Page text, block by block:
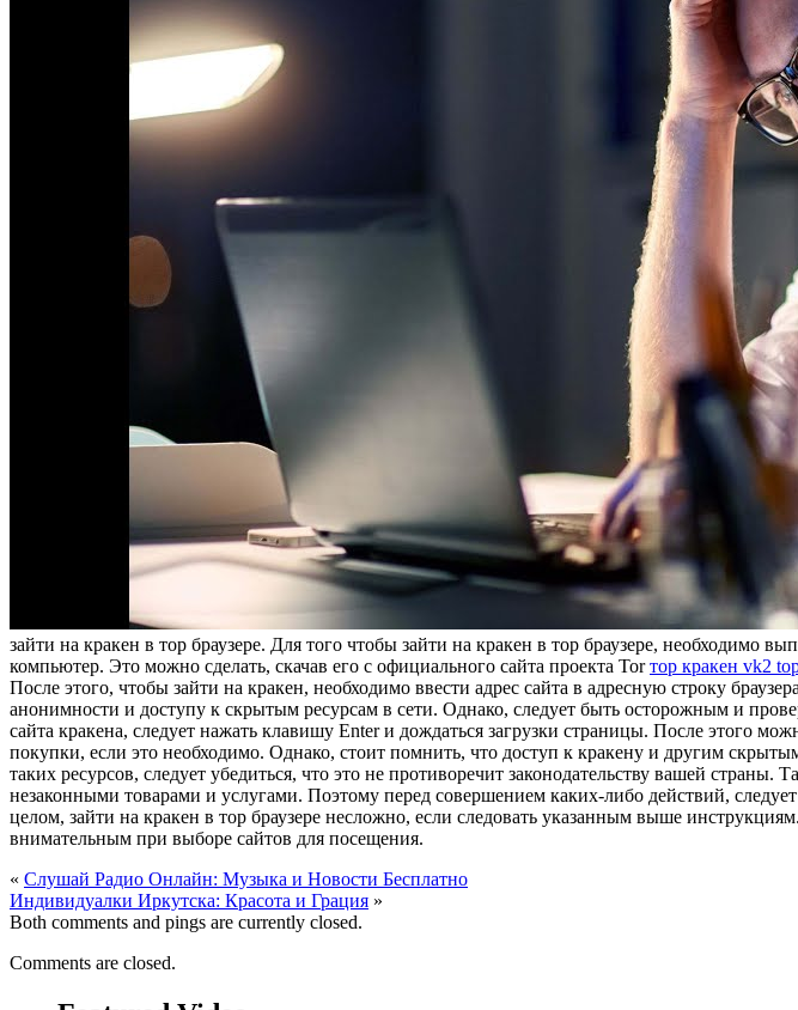
зaйти на кракен в тор браузере. Для того чтобы зайти на кракен в тор браузере, необходимо
компьютер. Это можно сделать, скачав его с официального сайта проекта Torтор кракен vk2
После этого, чтобы зайти на кракен, необходимо ввести адрес сайта в адресную строку
анонимности и доступу к скрытым ресурсам в сети. Однако, следует быть осторожным и
сайта кракена, следует нажать клавишу Enter и дождаться загрузки страницы. После этого
покупки, если это необходимо. Однако, стоит помнить, что доступ к кракену и другим
таких ресурсов, следует убедиться, что это не противоречит законодательству вашей
незаконными товарами и услугами. Поэтому перед совершением каких-либо действий,
целом, зайти на кракен в тор браузере несложно, если следовать указанным выше
внимательным при выборе сайтов для посещения.
« Слушай Радио Онлайн: Музыка и Новости Бесплатно
Индивидуалки Иркутска: Красота и Грация »
Both comments and pings are currently closed.
Comments are closed.